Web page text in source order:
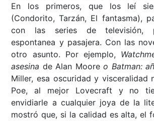
En los primeros, que los leí
(Condorito, Tarzán, El fantasma),
con las series de televisión,
espontanea y pasajera. Con las
otro asunto. Por ejemplo,
asesina de Alan Mooreo Batman:
Miller, esa oscuridad y visceralidad
Poe, al mejor Lovecraft y no
envidiarle a cualquier joya de la
mostró que, si la calidad es alta, el